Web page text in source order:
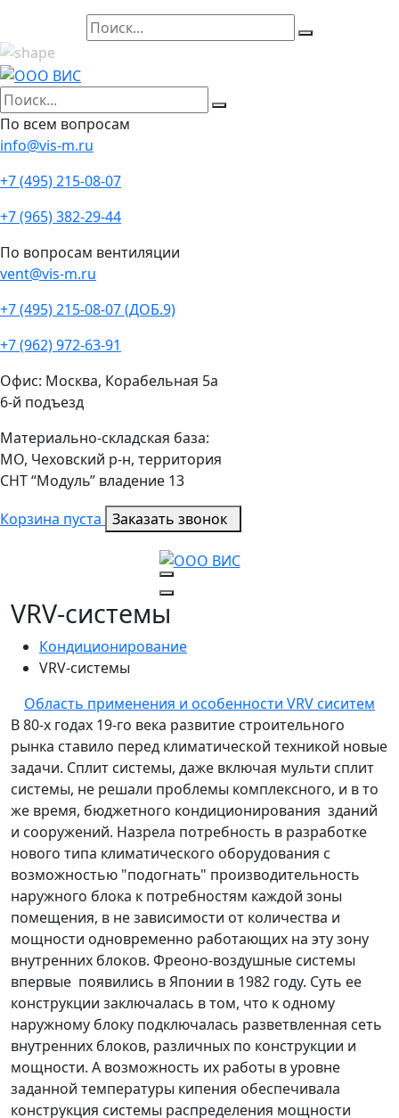
По всем вопросам
info@vis-m.ru
+7 (495) 215-08-07
+7 (965) 382-29-44
По вопросам вентиляции
vent@vis-m.ru
+7 (495) 215-08-07 (ДОБ.9)
+7 (962) 972-63-91
Офис: Москва, Корабельная 5а
6-й подъезд
Материально-складская база:
МО, Чеховский р-н, территория
СНТ “Модуль” владение 13
Корзина пуста Заказать звонок
VRV-системы
Кондиционирование
VRV-системы
Область применения и особенности VRV сиситем
В 80-х годах 19-го века развитие строительного
рынка ставило перед климатической техникой новые
задачи. Сплит системы, даже включая мульти сплит
системы, не решали проблемы комплексного, и в то
же время, бюджетного кондиционирования зданий
и сооружений. Назрела потребность в разработке
нового типа климатического оборудования с
возможностью "подогнать" производительность
наружного блока к потребностям каждой зоны
помещения, в не зависимости от количества и
мощности одновременно работающих на эту зону
внутренних блоков. Фреоно-воздушные системы
впервые появились в Японии в 1982 году. Суть ее
конструкции заключалась в том, что к одному
наружному блоку подключалась разветвленная сеть
внутренних блоков, различных по конструкции и
мощности. А возможность их работы в уровне
заданной температуры кипения обеспечивала
конструкция системы распределения мощности